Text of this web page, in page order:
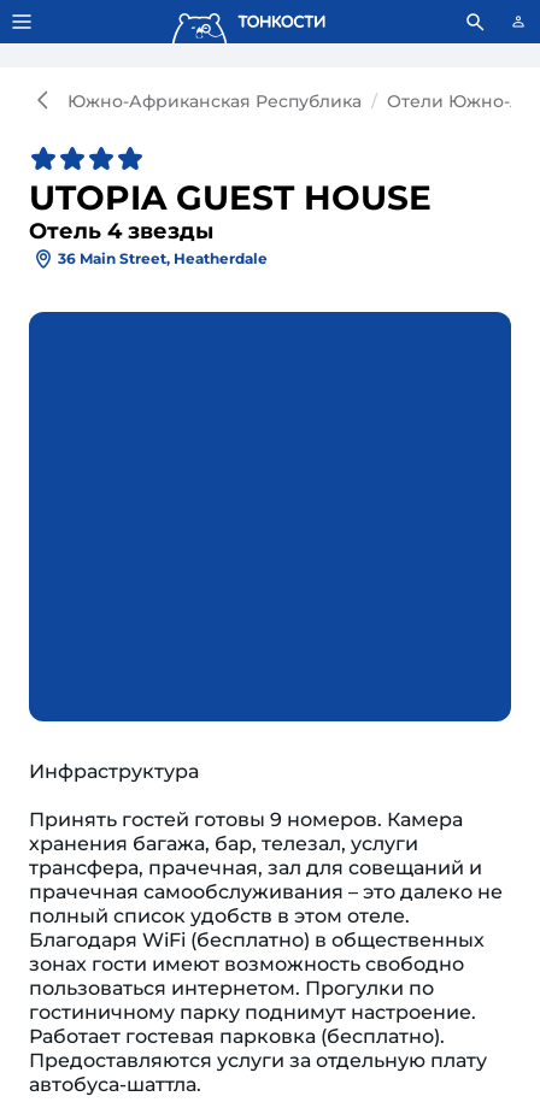
Тонкости используют сookie-файлы. Что это значит?
Южно-Африканская Республика Отели Южно-
UTOPIA GUEST HOUSE
Отель 4 звезды
36 Main Street, Heatherdale
Инфраструктура
Принять гостей готовы 9 номеров. Камера
хранения багажа, бар, телезал, услуги
трансфера, прачечная, зал для совещаний и
прачечная самообслуживания – это далеко не
полный список удобств в этом отеле.
Благодаря WiFi (бесплатно) в общественных
зонах гости имеют возможность свободно
пользоваться интернетом. Прогулки по
гостиничному парку поднимут настроение.
Работает гостевая парковка (бесплатно).
Предоставляются услуги за отдельную плату
автобуса-шаттла.